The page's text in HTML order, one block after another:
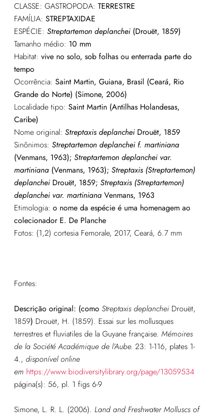
CLASSE: GASTROPODA: TERRESTRE
FAMÍLIA: STREPTAXIDAE
ESPÉCIE: Streptartemon deplanchei(Drouët, 1859)
Tamanho médio: 10 mm
Habitat: vive no solo, sob folhas ou enterrada parte do
tempo
Ocorrência: Saint Martin, Guiana, Brasil (Ceará, Rio
Grande do Norte) (Simone, 2006)
Localidade tipo: Saint Martin (Antilhas Holandesas,
Caribe)
Nome original: Streptaxis deplancheiDrouët, 1859
Sinônimos: Streptartemon deplanchei f. martiniana
(Venmans, 1963); Streptartemon deplanchei var.
martiniana(Venmans, 1963); Streptaxis (Streptartemon)
deplancheiDrouët, 1859; Streptaxis (Streptartemon)
deplanchei var. martinianaVenmans, 1963
Etimologia: o nome da espécie é uma homenagem ao
colecionador E. De Planche
Fotos: (1,2) cortesia Femorale, 2017, Ceará, 6.7 mm
Fontes:
Descrição original: (como Streptaxis deplancheiDrouët,
1859) Drouët, H. (1859). Essai sur les mollusques
terrestres et fluviatiles de la Guyane française. Mémoires
de la Société Académique de l’Aube. 23: 1-116, plates 1-
4., disponível online
em https://www.biodiversitylibrary.org/page/13059534
página(s): 56, pl. 1 figs 6-9
Simone, L. R. L. (2006). Land and Freshwater Molluscs of